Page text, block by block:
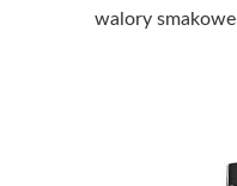
walory smakowe